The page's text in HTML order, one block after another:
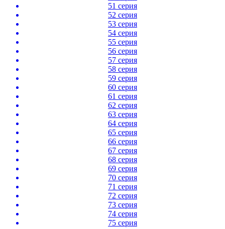
51 серия
52 серия
53 серия
54 серия
55 серия
56 серия
57 серия
58 серия
59 серия
60 серия
61 серия
62 серия
63 серия
64 серия
65 серия
66 серия
67 серия
68 серия
69 серия
70 серия
71 серия
72 серия
73 серия
74 серия
75 серия